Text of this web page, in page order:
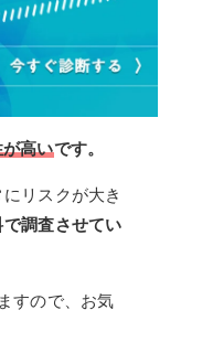
高いです。
リスクが大き
調査させてい
すので、お気